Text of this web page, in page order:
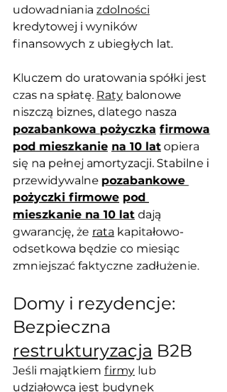
udowadniania zdolności
kredytowej i wyników
finansowych z ubiegłych lat.
Kluczem do uratowania spółki jest
czas na spłatę. Raty balonowe
niszczą biznes, dlatego nasza
pozabankowa pożyczka firmowa
pod mieszkanie na 10 lat opiera
się na pełnej amortyzacji. Stabilne i
przewidywalne pozabankowe
pożyczki firmowe pod
mieszkanie na 10 lat dają
gwarancję, że rata kapitałowo-
odsetkowa będzie co miesiąc
zmniejszać faktyczne zadłużenie.
Domy i rezydencje:
Bezpieczna
restrukturyzacja B2B
Jeśli majątkiem firmy lub
udziałowca jest budynek